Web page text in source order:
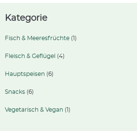
Kategorie
Fisch & Meeresfrüchte (1)
Fleisch & Geflügel (4)
Hauptspeisen (6)
Snacks (6)
Vegetarisch & Vegan (1)